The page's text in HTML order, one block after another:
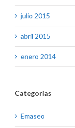
julio 2015
abril 2015
enero 2014
Categorías
Emaseo